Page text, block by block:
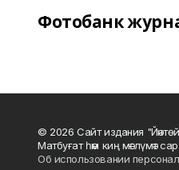
Фотобанк
© 2026 Сайт издания
Матбуғат һәм киң мәғлүмәт
Об использовании